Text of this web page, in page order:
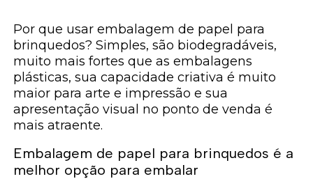
Por que usar embalagem de papel para
brinquedos? Simples, são biodegradáveis,
muito mais fortes que as embalagens
plásticas, sua capacidade criativa é muito
maior para arte e impressão e sua
apresentação visual no ponto de venda é
mais atraente.
Embalagem de papel para brinquedos é a
melhor opção para embalar